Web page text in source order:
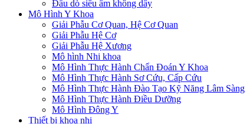
Đầu dò siêu âm không dây
Mô Hình Y Khoa
Giải Phẫu Cơ Quan, Hệ Cơ Quan
Giải Phẫu Hệ Cơ
Giải Phẫu Hệ Xương
Mô hình Nhi khoa
Mô Hình Thực Hành Chẩn Đoán Y Khoa
Mô Hình Thực Hành Sơ Cứu, Cấp Cứu
Mô Hình Thực Hành Đào Tạo Kỹ Năng Lâm Sàng
Mô Hình Thực Hành Điều Dưỡng
Mô Hình Đông Y
Thiết bị khoa nhi